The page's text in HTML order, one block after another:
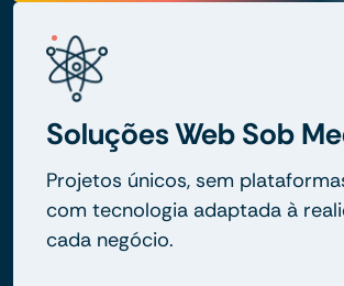
Soluções Web Sob
Projetos únicos, sem
com tecnologia adaptada à
cada negócio.